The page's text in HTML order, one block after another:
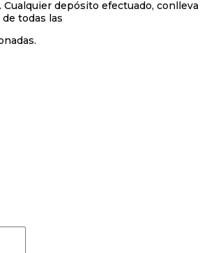
Cualquier depósito efectuado, conlleva
todas las